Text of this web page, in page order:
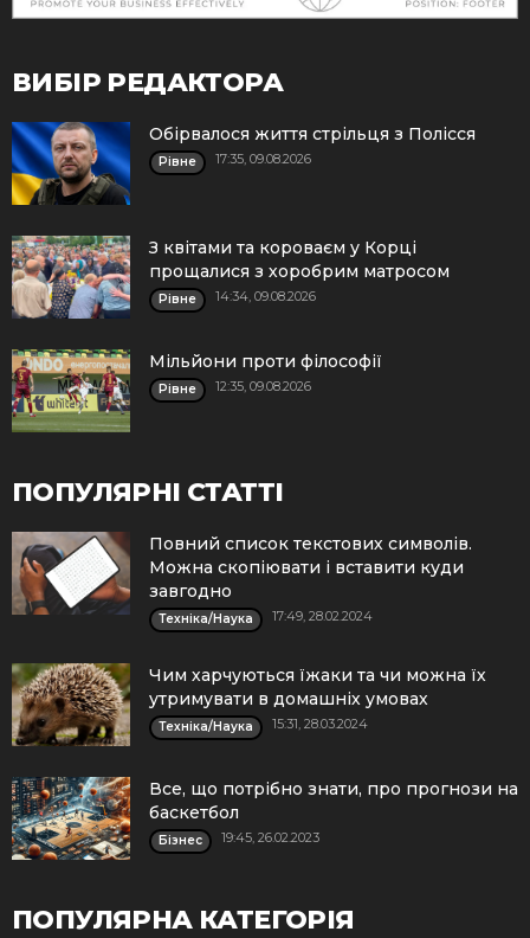
ВИБІР РЕДАКТОРА
Обірвалося життя стрільця з Полісся
Рівне 17:35, 09.08.2026
З квітами та короваєм у Корці
прощалися з хоробрим матросом
Рівне 14:34, 09.08.2026
Мільйони проти філософії
Рівне 12:35, 09.08.2026
ПОПУЛЯРНІ СТАТТІ
Повний список текстових символів.
Можна скопіювати і вставити куди
завгодно
Техніка/Наука 17:49, 28.02.2024
Чим харчуються їжаки та чи можна їх
утримувати в домашніх умовах
Техніка/Наука 15:31, 28.03.2024
Все, що потрібно знати, про прогнози на
баскетбол
Бізнес 19:45, 26.02.2023
ПОПУЛЯРНА КАТЕГОРІЯ